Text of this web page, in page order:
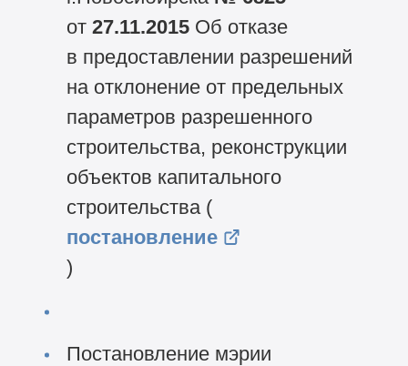
от 27.11.2015 Об отказе
в предоставлении разрешений
на отклонение от предельных
параметров разрешенного
строительства, реконструкции
объектов капитального
строительства (
постановление
)
Постановление мэрии